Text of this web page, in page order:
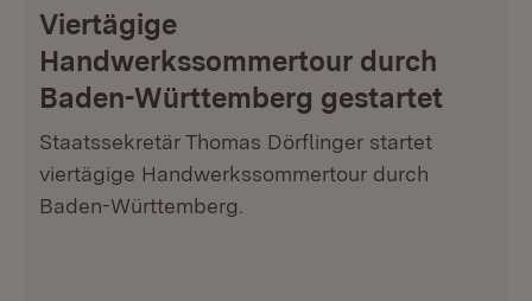
Viertägige
Handwerkssommertour durch
Baden-Württemberg gestartet
Staatssekretär Thomas Dörflinger startet
viertägige Handwerkssommertour durch
Baden-Württemberg.